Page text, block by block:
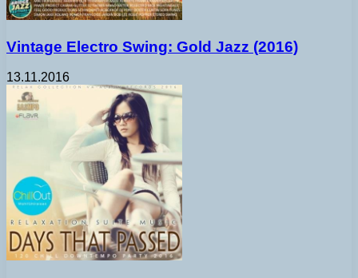
Vintage Electro Swing: Gold Jazz (2016)
13.11.2016